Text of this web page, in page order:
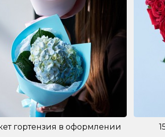
гортензия в оформлении